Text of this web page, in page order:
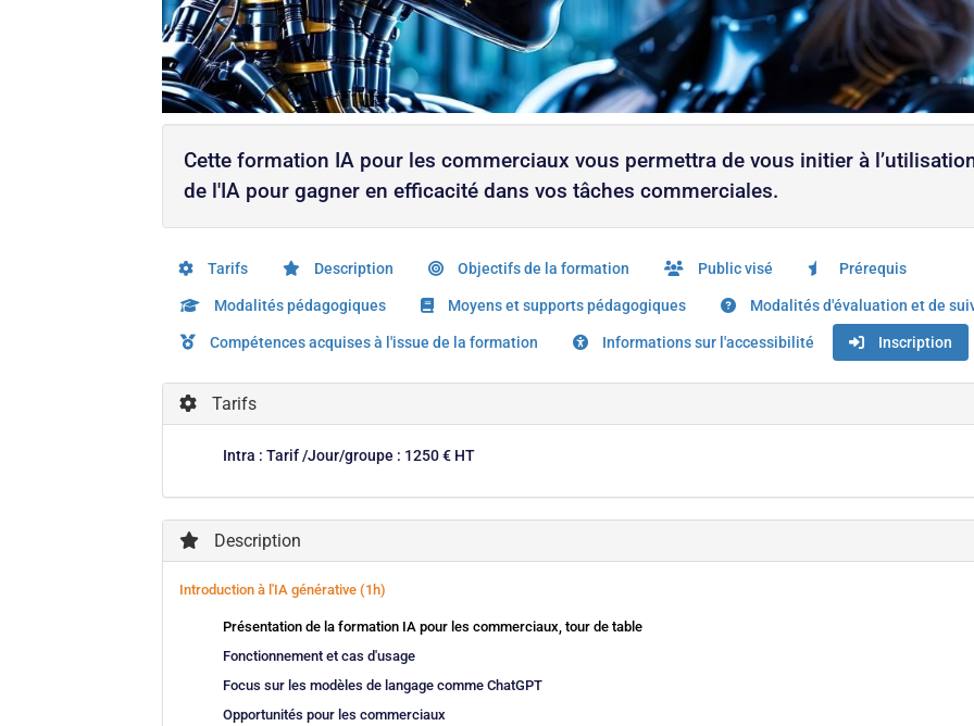
Cette formation IA pour les commerciaux vous permettra de vous initier à
de l'IA pour gagner en efficacité dans vos tâches commerciales.
Tarifs Description Objectifs de la formation Public visé Prérequis
Modalités pédagogiques Moyens et supports pédagogiques Modalités d'évaluation et de
Compétences acquises à l'issue de la formation Informations sur l'accessibilité Inscription
Tarifs
Intra : Tarif /Jour/groupe : 1250 € HT
Description
Introduction à l'IA générative (1h)
Présentation de la formation IA pour les commerciaux, tour de table
Fonctionnement et cas d'usage
Focus sur les modèles de langage comme ChatGPT
Opportunités pour les commerciaux